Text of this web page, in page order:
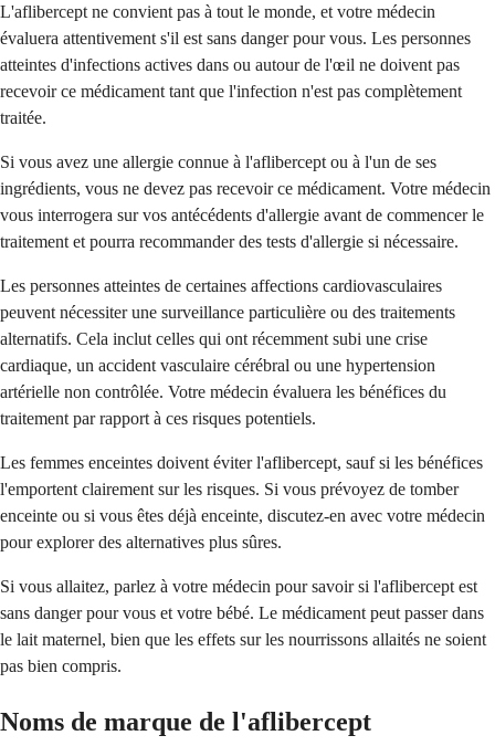
L'aflibercept ne convient pas à tout le monde, et votre médecin
évaluera attentivement s'il est sans danger pour vous. Les personnes
atteintes d'infections actives dans ou autour de l'œil ne doivent pas
recevoir ce médicament tant que l'infection n'est pas complètement
traitée.
Si vous avez une allergie connue à l'aflibercept ou à l'un de ses
ingrédients, vous ne devez pas recevoir ce médicament. Votre médecin
vous interrogera sur vos antécédents d'allergie avant de commencer le
traitement et pourra recommander des tests d'allergie si nécessaire.
Les personnes atteintes de certaines affections cardiovasculaires
peuvent nécessiter une surveillance particulière ou des traitements
alternatifs. Cela inclut celles qui ont récemment subi une crise
cardiaque, un accident vasculaire cérébral ou une hypertension
artérielle non contrôlée. Votre médecin évaluera les bénéfices du
traitement par rapport à ces risques potentiels.
Les femmes enceintes doivent éviter l'aflibercept, sauf si les bénéfices
l'emportent clairement sur les risques. Si vous prévoyez de tomber
enceinte ou si vous êtes déjà enceinte, discutez-en avec votre médecin
pour explorer des alternatives plus sûres.
Si vous allaitez, parlez à votre médecin pour savoir si l'aflibercept est
sans danger pour vous et votre bébé. Le médicament peut passer dans
le lait maternel, bien que les effets sur les nourrissons allaités ne soient
pas bien compris.
Noms de marque de l'aflibercept